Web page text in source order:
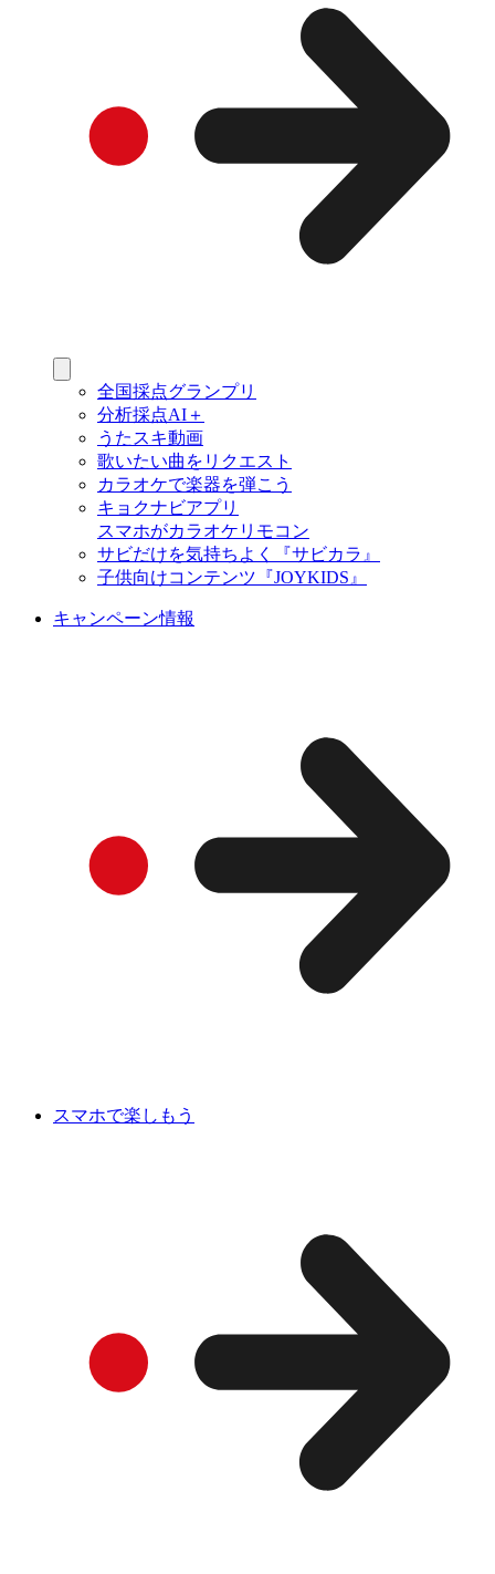
全国採点グランプリ
分析採点AI＋
うたスキ動画
歌いたい曲をリクエスト
カラオケで楽器を弾こう
キョクナビアプリ
スマホがカラオケリモコン
サビだけを気持ちよく『サビカラ』
子供向けコンテンツ『JOYKIDS』
キャンペーン情報
スマホで楽しもう